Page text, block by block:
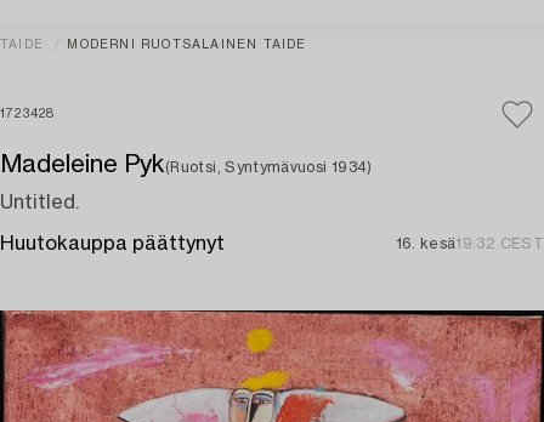
TAIDE MODERNI RUOTSALAINEN TAIDE
1723428
Madeleine Pyk(Ruotsi, Syntymävuosi 1934)
Untitled.
Huutokauppa päättynyt 16. kesä19:32 CEST